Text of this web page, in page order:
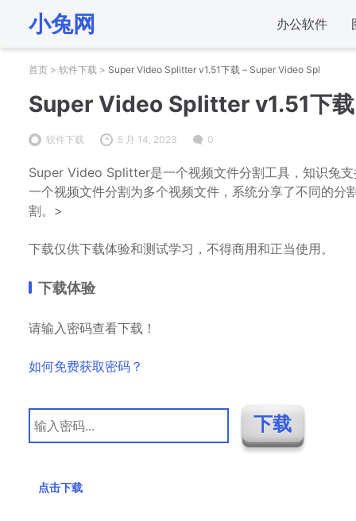
小兔网 办公软件
首页 > 软件下载 > Super Video Splitter v1.51下载 – Super Video Spl
Super Video Splitter v1.51下
软件下载 5 月 14, 2023 0
Super Video Splitter是一个视频文件分割工具，知识兔支
一个视频文件分割为多个视频文件，系统分享了不同的
割。>
下载仅供下载体验和测试学习，不得商用和正当使用。
下载体验
请输入密码查看下载！
如何免费获取密码？
点击下载